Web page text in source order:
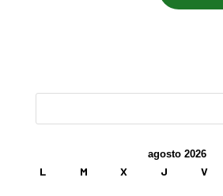
agosto 2026
L M X J V